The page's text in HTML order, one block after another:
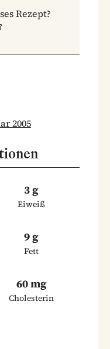
Rezept?
2005
3 g
Eiweiß
9 g
Fett
60 mg
Cholesterin